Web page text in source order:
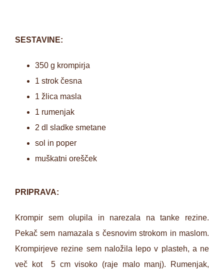
SESTAVINE:
350 g krompirja
1 strok česna
1 žlica masla
1 rumenjak
2 dl sladke smetane
sol in poper
muškatni orešček
PRIPRAVA:
Krompir sem olupila in narezala na tanke rezine.
Pekač sem namazala s česnovim strokom in maslom.
Krompirjeve rezine sem naložila lepo v plasteh, a ne
več kot 5 cm visoko (raje malo manj). Rumenjak,